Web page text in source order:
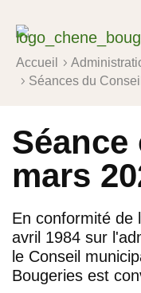
Accueil 5
5 Séances du
mars
En conformité de
avril 1984 sur
le Conseil
Bougeries est